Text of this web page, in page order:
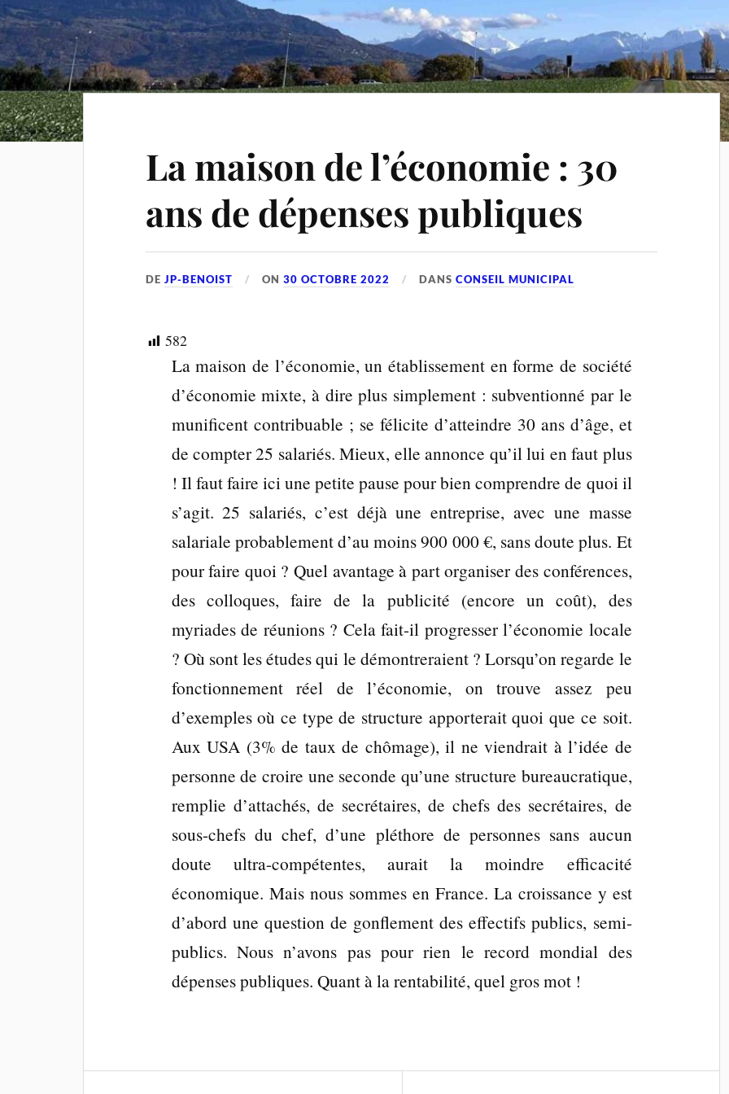
La maison de l’économie : 30
ans de dépenses publiques
DEJP-BENOIST ON30 OCTOBRE 2022 DANSCONSEIL MUNICIPAL
582
La maison de l’économie, un établissement en forme de société
d’économie mixte, à dire plus simplement : subventionné par le
munificent contribuable ; se félicite d’atteindre 30 ans d’âge, et
de compter 25 salariés. Mieux, elle annonce qu’il lui en faut plus
! Il faut faire ici une petite pause pour bien comprendre de quoi il
s’agit. 25 salariés, c’est déjà une entreprise, avec une masse
salariale probablement d’au moins 900 000 €, sans doute plus. Et
pour faire quoi ? Quel avantage à part organiser des conférences,
des colloques, faire de la publicité (encore un coût), des
myriades de réunions ? Cela fait-il progresser l’économie locale
? Où sont les études qui le démontreraient ? Lorsqu’on regarde le
fonctionnement réel de l’économie, on trouve assez peu
d’exemples où ce type de structure apporterait quoi que ce soit.
Aux USA (3% de taux de chômage), il ne viendrait à l’idée de
personne de croire une seconde qu’une structure bureaucratique,
remplie d’attachés, de secrétaires, de chefs des secrétaires, de
sous-chefs du chef, d’une pléthore de personnes sans aucun
doute ultra-compétentes, aurait la moindre efficacité
économique. Mais nous sommes en France. La croissance y est
d’abord une question de gonflement des effectifs publics, semi-
publics. Nous n’avons pas pour rien le record mondial des
dépenses publiques. Quant à la rentabilité, quel gros mot !